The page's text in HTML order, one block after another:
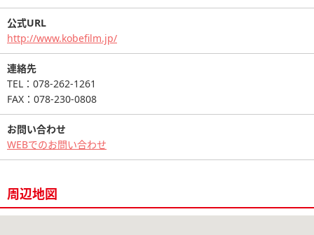
公式URL
http://www.kobefilm.jp/
連絡先
TEL：078-262-1261
FAX：078-230-0808
お問い合わせ
WEBでのお問い合わせ
周辺地図